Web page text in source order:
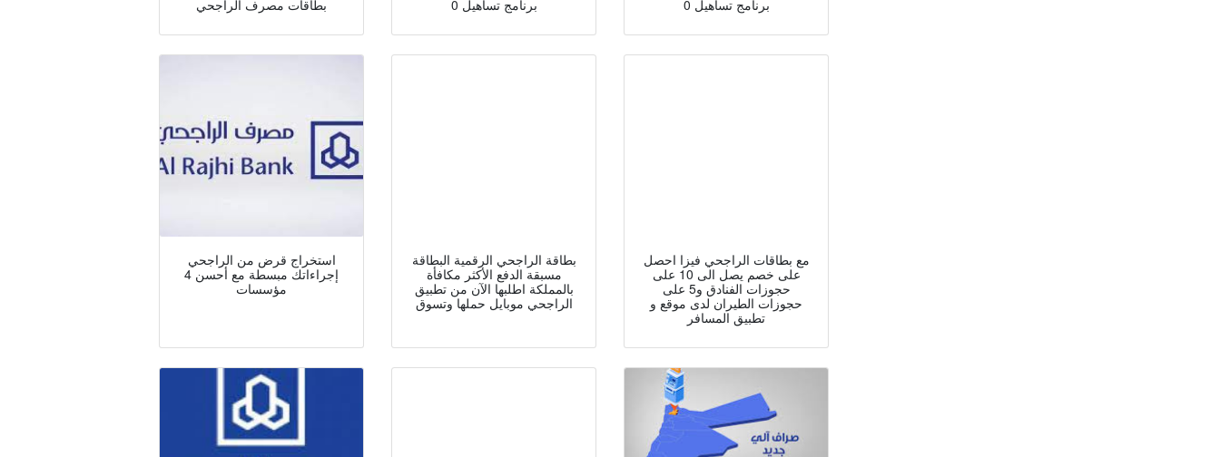
بطاقات مصرف الراجحي 0 برنامج تساهيل 0 برنامج تساهيل
استخراج قرض من الراجحي
إجراءاتك مبسطة مع أحسن 4
مؤسسات
بطاقة الراجحي الرقمية البطاقة
مسبقة الدفع الأكثر مكافأة
بالمملكة اطلبها الآن من تطبيق
الراجحي موبايل حملها وتسوق
مع بطاقات الراجحي فيزا احصل
على خصم يصل الى 10 على
حجوزات الفنادق و5 على
حجوزات الطيران لدى موقع و
تطبيق المسافر